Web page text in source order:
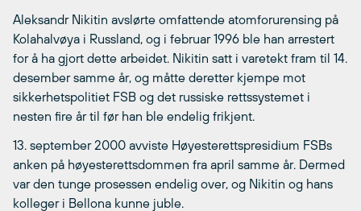
Aleksandr Nikitin avslørte omfattende atomforurensing på
Kolahalvøya i Russland, og i februar 1996 ble han arrestert
for å ha gjort dette arbeidet. Nikitin satt i varetekt fram til 14.
desember samme år, og måtte deretter kjempe mot
sikkerhetspolitiet FSB og det russiske rettssystemet i
nesten fire år til før han ble endelig frikjent.
13. september 2000 avviste Høyesterettspresidium FSBs
anken på høyesterettsdommen fra april samme år. Dermed
var den tunge prosessen endelig over, og Nikitin og hans
kolleger i Bellona kunne juble.